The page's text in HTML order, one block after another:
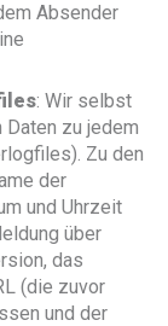
Absender
: Wir selbst
zu jedem
Zu den
der
und Uhrzeit
über
das
(die zuvor
und der